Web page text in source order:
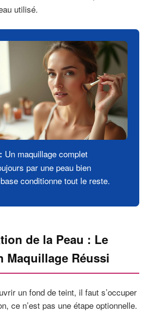
utilisé.
Un maquillage complet
par une peau bien
conditionne tout le reste.
de la Peau : Le
Maquillage Réussi
un fond de teint, il faut s’occuper
ce n’est pas une étape optionnelle.